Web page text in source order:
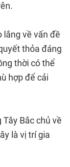
lắng về vấn đề
thỏa đáng
thời có thể
hợp để cải
Tây Bắc chủ về
là vị trí gia